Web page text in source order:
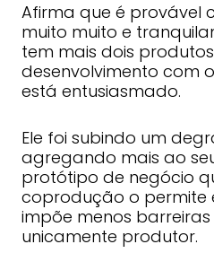
Afirma que é provável
muito muito e
tem mais dois
desenvolvimento com
está entusiasmado.
Ele foi subindo um
agregando mais ao
protótipo de negócio
coprodução o permite
impõe menos
unicamente produtor.